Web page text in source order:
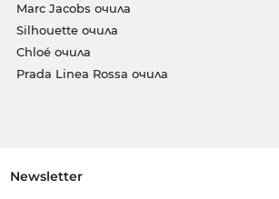
Marc Jacobs очила
Silhouette очила
Chloé очила
Prada Linea Rossa очила
Newsletter